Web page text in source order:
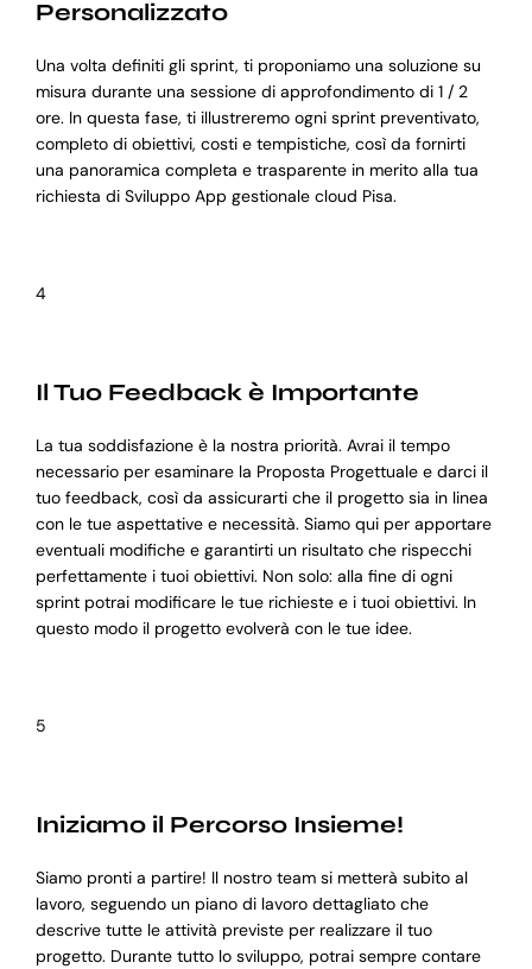
Personalizzato
Una volta definiti gli sprint, ti proponiamo una soluzione su
misura durante una sessione di approfondimento di 1 / 2
ore. In questa fase, ti illustreremo ogni sprint preventivato,
completo di obiettivi, costi e tempistiche, così da fornirti
una panoramica completa e trasparente in merito alla tua
richiesta di Sviluppo App gestionale cloud Pisa.
4
Il Tuo Feedback è Importante
La tua soddisfazione è la nostra priorità. Avrai il tempo
necessario per esaminare la Proposta Progettuale e darci il
tuo feedback, così da assicurarti che il progetto sia in linea
con le tue aspettative e necessità. Siamo qui per apportare
eventuali modifiche e garantirti un risultato che rispecchi
perfettamente i tuoi obiettivi. Non solo: alla fine di ogni
sprint potrai modificare le tue richieste e i tuoi obiettivi. In
questo modo il progetto evolverà con le tue idee.
5
Iniziamo il Percorso Insieme!
Siamo pronti a partire! Il nostro team si metterà subito al
lavoro, seguendo un piano di lavoro dettagliato che
descrive tutte le attività previste per realizzare il tuo
progetto. Durante tutto lo sviluppo, potrai sempre contare